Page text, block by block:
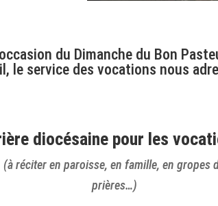
du Dimanche du Bon
le service des vocations nous
diocésaine pour les
(à réciter en paroisse, en famille, en gropes
prières…)